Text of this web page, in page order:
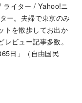
ライター / Yahoo!ニ
ー。夫婦で東京のみ
トを散歩してお出か
ビュー記事多数。
日」（自由国民